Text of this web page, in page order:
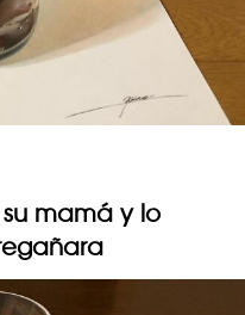
mamá y lo